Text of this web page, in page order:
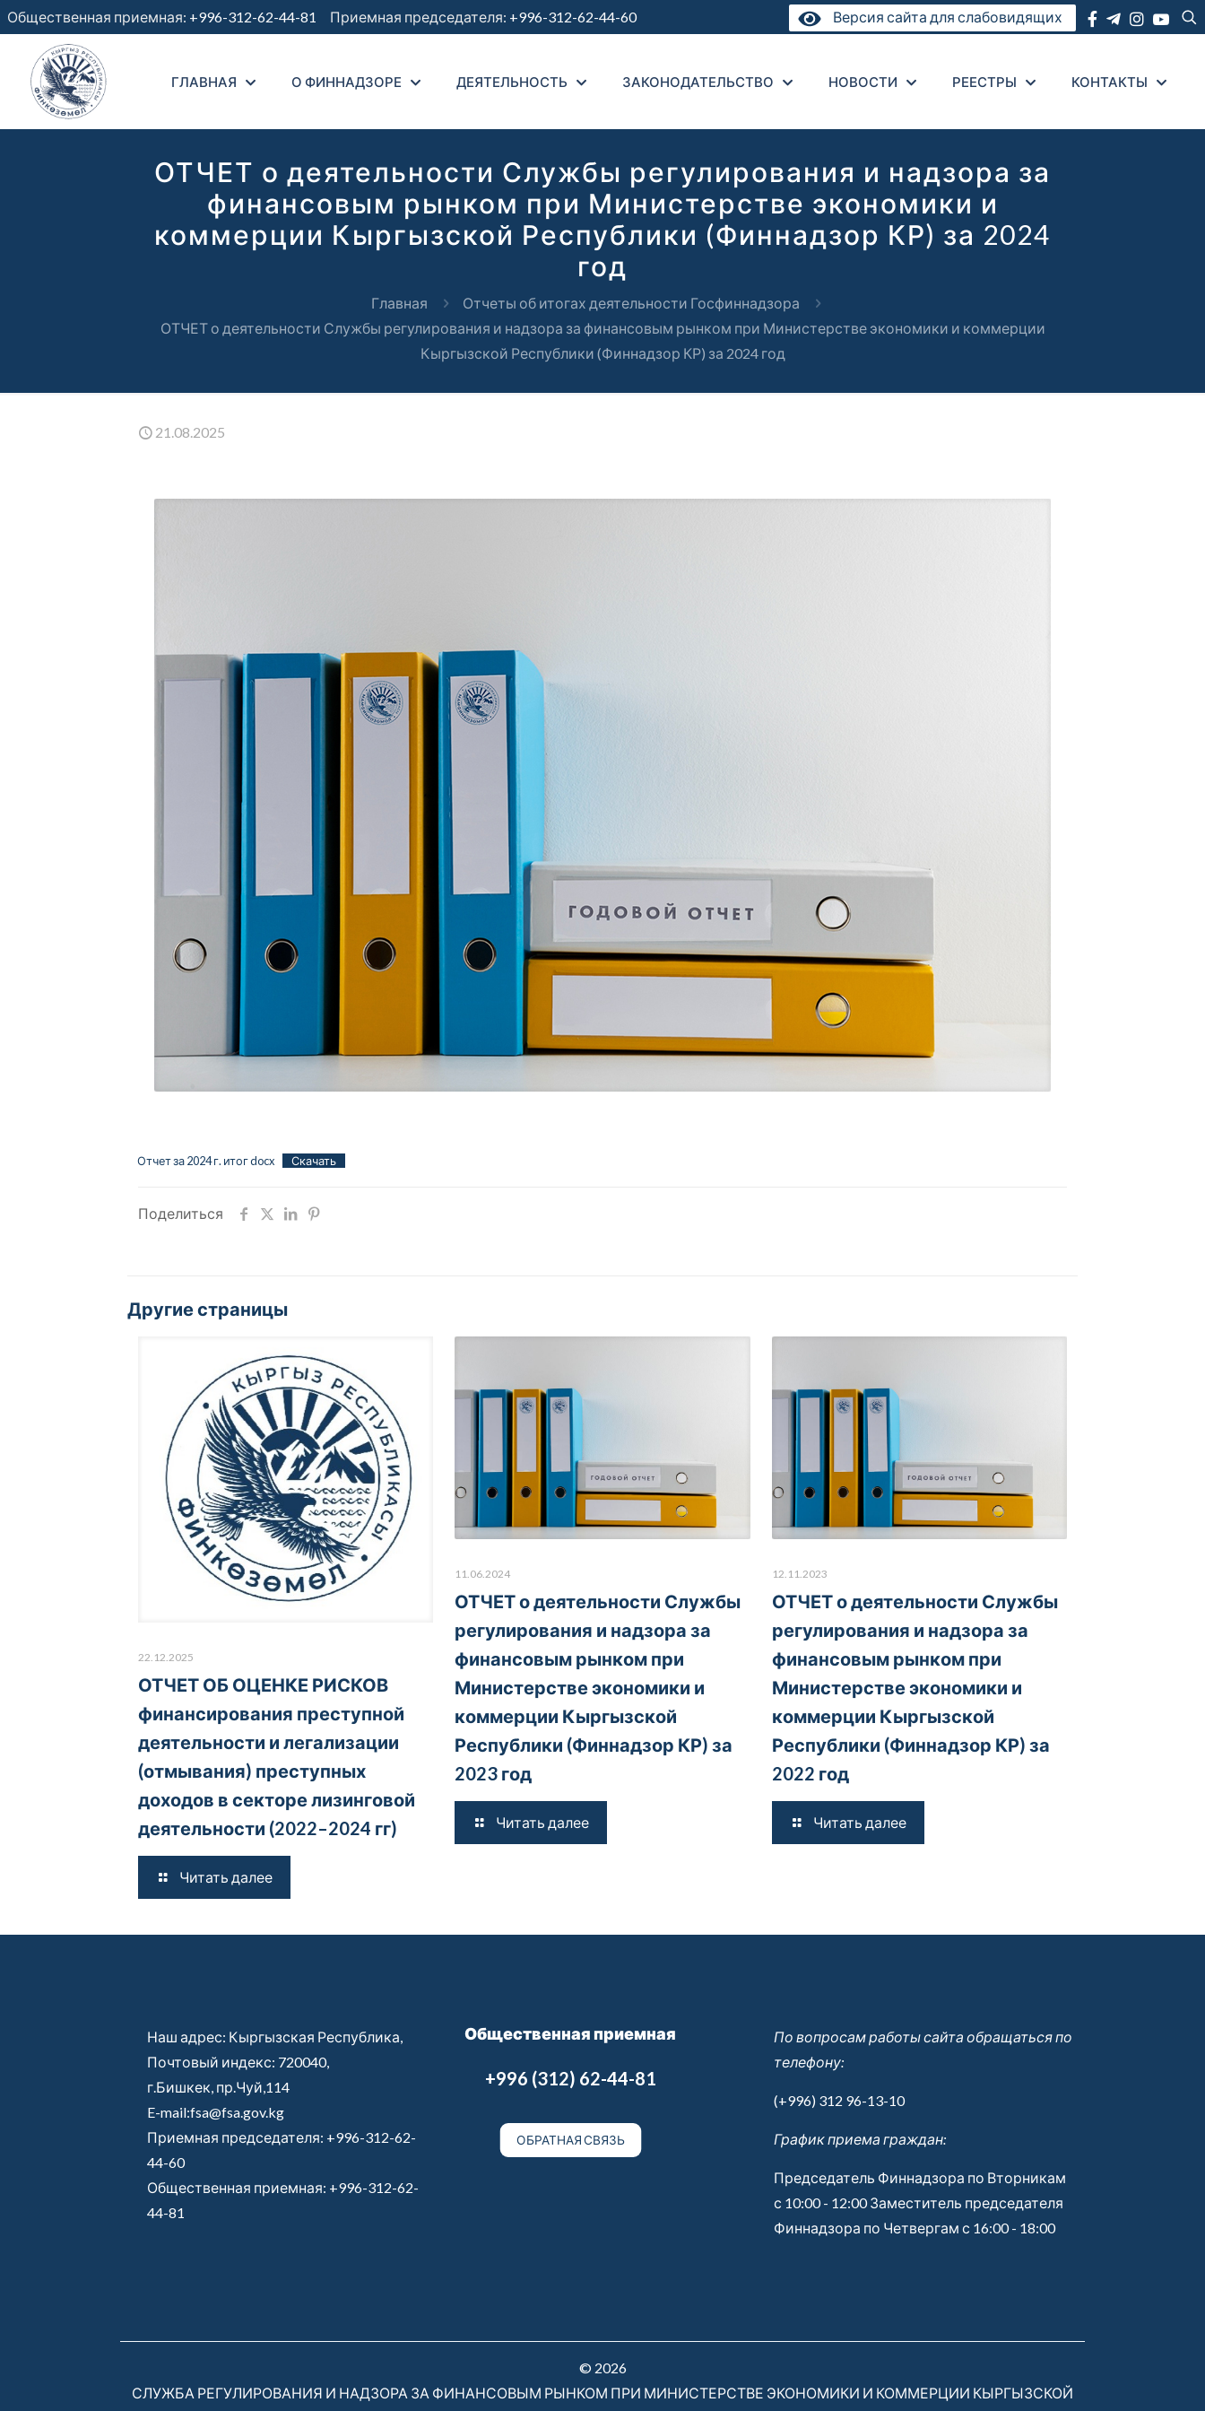
Общественная приемная: +996-312-62-44-81 Приемная председателя: +996-312-62-44-60 Версия сайта для слабовидящих
ГЛАВНАЯ О ФИННАДЗОРЕ ДЕЯТЕЛЬНОСТЬ ЗАКОНОДАТЕЛЬСТВО НОВОСТИ РЕЕСТРЫ КОНТАКТЫ
ОТЧЕТ о деятельности Службы регулирования и надзора за
финансовым рынком при Министерстве экономики и
коммерции Кыргызской Республики (Финнадзор КР) за 2024
год
Главная
Отчеты об итогах деятельности Госфиннадзора
ОТЧЕТ о деятельности Службы регулирования и надзора за финансовым рынком при Министерстве экономики и коммерции
Кыргызской Республики (Финнадзор КР) за 2024 год
21.08.2025
Отчет за 2024 г. итог docx Скачать
Поделиться
Другие страницы
22.12.2025
ОТЧЕТ ОБ ОЦЕНКЕ РИСКОВ
финансирования преступной
деятельности и легализации
(отмывания) преступных
доходов в секторе лизинговой
деятельности (2022–2024 гг)
Читать далее
11.06.2024
ОТЧЕТ о деятельности Службы
регулирования и надзора за
финансовым рынком при
Министерстве экономики и
коммерции Кыргызской
Республики (Финнадзор КР) за
2023 год
Читать далее
12.11.2023
ОТЧЕТ о деятельности Службы
регулирования и надзора за
финансовым рынком при
Министерстве экономики и
коммерции Кыргызской
Республики (Финнадзор КР) за
2022 год
Читать далее
Наш адрес: Кыргызская Республика,
Почтовый индекс: 720040,
г.Бишкек, пр.Чуй,114
E-mail:fsa@fsa.gov.kg
Приемная председателя: +996-312-62-
44-60
Общественная приемная: +996-312-62-
44-81
Общественная приемная
+996 (312) 62-44-81
ОБРАТНАЯ СВЯЗЬ
По вопросам работы сайта обращаться по
телефону:
(+996) 312 96-13-10
График приема граждан:
Председатель Финнадзора по Вторникам
с 10:00 - 12:00 Заместитель председателя
Финнадзора по Четвергам с 16:00 - 18:00
© 2026
СЛУЖБА РЕГУЛИРОВАНИЯ И НАДЗОРА ЗА ФИНАНСОВЫМ РЫНКОМ ПРИ МИНИСТЕРСТВЕ ЭКОНОМИКИ И КОММЕРЦИИ КЫРГЫЗСКОЙ